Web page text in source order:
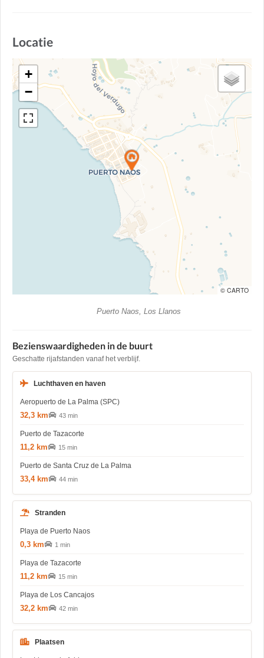
Locatie
+
−
© CARTO
Puerto Naos, Los Llanos
Bezienswaardigheden in de buurt
Geschatte rijafstanden vanaf het verblijf.
Luchthaven en haven
Aeropuerto de La Palma (SPC)
32,3 km 43 min
Puerto de Tazacorte
11,2 km 15 min
Puerto de Santa Cruz de La Palma
33,4 km 44 min
Stranden
Playa de Puerto Naos
0,3 km 1 min
Playa de Tazacorte
11,2 km 15 min
Playa de Los Cancajos
32,2 km 42 min
Plaatsen